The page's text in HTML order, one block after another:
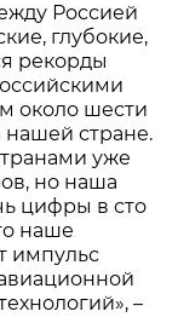
Россией
глубокие,
рекорды
около шести
нашей стране.
уже
но наша
цифры в сто
наше
импульс
–